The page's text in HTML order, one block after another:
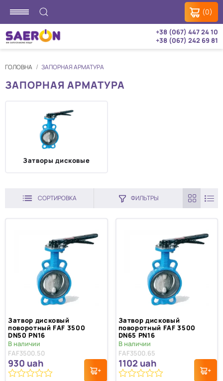
(0)
+38 (067) 447 24 10
+38 (067) 242 69 81
ГОЛОВНА ЗАПОРНАЯ АРМАТУРА
ЗАПОРНАЯ АРМАТУРА
Затворы дисковые
СОРТИРОВКА ФИЛЬТРЫ
Затвор дисковый
поворотный FAF 3500
DN50 PN16
В наличии
FAF3500.50
930 uah
Затвор дисковый
поворотный FAF 3500
DN65 PN16
В наличии
FAF3500.65
1102 uah